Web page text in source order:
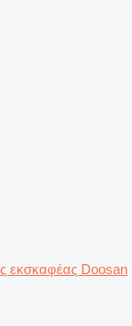
εκσκαφέας Doosan